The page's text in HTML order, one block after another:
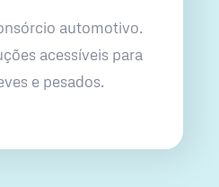
automotivo.
acessíveis para
e pesados.